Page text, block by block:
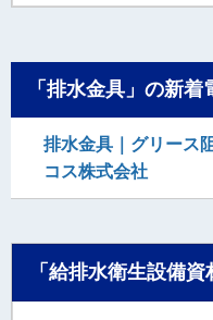
「排水金具」の新
排水金具｜グリース
コス株式会社
「給排水衛生設備